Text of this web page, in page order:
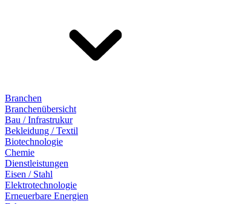
Branchen
Branchenübersicht
Bau / Infrastrukur
Bekleidung / Textil
Biotechnologie
Chemie
Dienstleistungen
Eisen / Stahl
Elektrotechnologie
Erneuerbare Energien